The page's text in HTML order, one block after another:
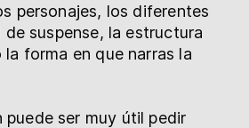
personajes, los diferentes
suspense, la estructura
forma en que narras la
puede ser muy útil pedir